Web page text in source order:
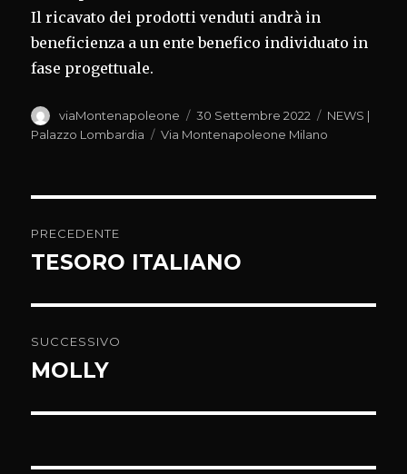
Il ricavato dei prodotti venduti andrà in
beneficienza a un ente benefico individuato in
fase progettuale.
Autore
viaMontenapoleone
Pubblicato
il
30 Settembre 2022 Categorie
NEWS |
Palazzo Lombardia
Tag
Via Montenapoleone Milano
articoli
PRECEDENTE
Articolo
TESORO ITALIANO
SUCCESSIVO
Articolo
MOLLY